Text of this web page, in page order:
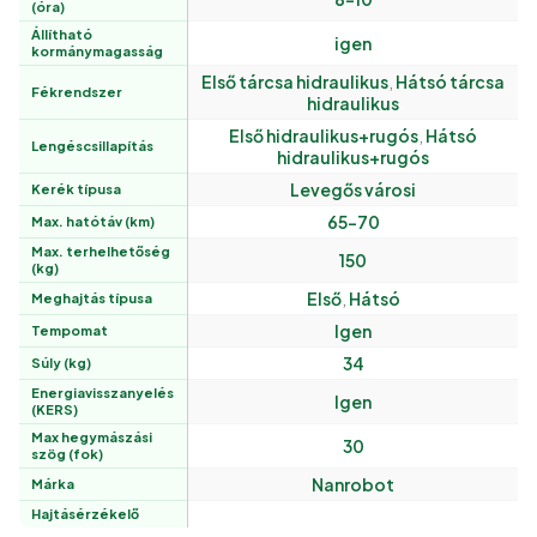
(óra)
Állítható
kormánymagasság
igen
Fékrendszer Első tárcsa hidraulikus Hátsó tárcsa
hidraulikus
Lengéscsillapítás Első hidraulikus+rugós Hátsó
hidraulikus+rugós
Kerék típusa Levegős városi
Max. hatótáv (km) 65-70
Max. terhelhetőség
(kg)
150
Meghajtás típusa Első, Hátsó
Tempomat Igen
Súly (kg) 34
Energiavisszanyelés
(KERS)
Igen
Max hegymászási
szög (fok)
30
Márka Nanrobot
Hajtásérzékelő